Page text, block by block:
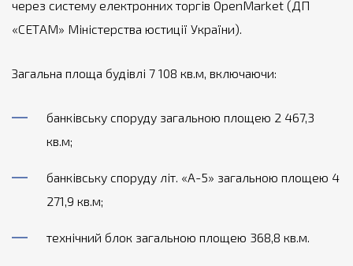
через систему електронних торгів OpenMarket (ДП
«СЕТАМ» Міністерства юстиції України).
Загальна площа будівлі 7 108 кв.м, включаючи:
банківську споруду загальною площею 2 467,3
кв.м;
банківську споруду літ. «А-5» загальною площею 4
271,9 кв.м;
технічний блок загальною площею 368,8 кв.м.